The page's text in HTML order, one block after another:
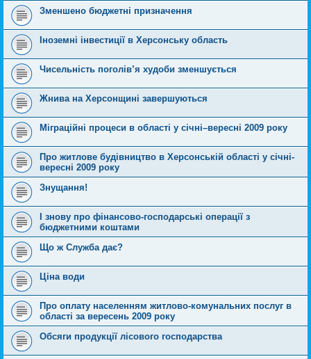
Зменшено бюджетні призначення
Іноземні інвестиції в Херсонську область
Чисельність поголів’я худоби зменшується
Жнива на Херсонщині завершуються
Міграційні процеси в області у січні–вересні 2009 року
Про житлове будівництво в Херсонській області у січні-
вересні 2009 року
Знущання!
І знову про фінансово-господарські операції з
бюджетними коштами
Що ж Служба дає?
Ціна води
Про оплату населенням житлово-комунальних послуг в
області за вересень 2009 року
Обсяги продукції лісового господарства